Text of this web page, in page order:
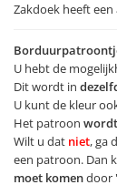
Zakdoek heeft
U hebt de
Dit wordt in
U kunt de kleur
Het patroon
Wilt u dat niet, ga
een patroon. Dan
moet komendoor